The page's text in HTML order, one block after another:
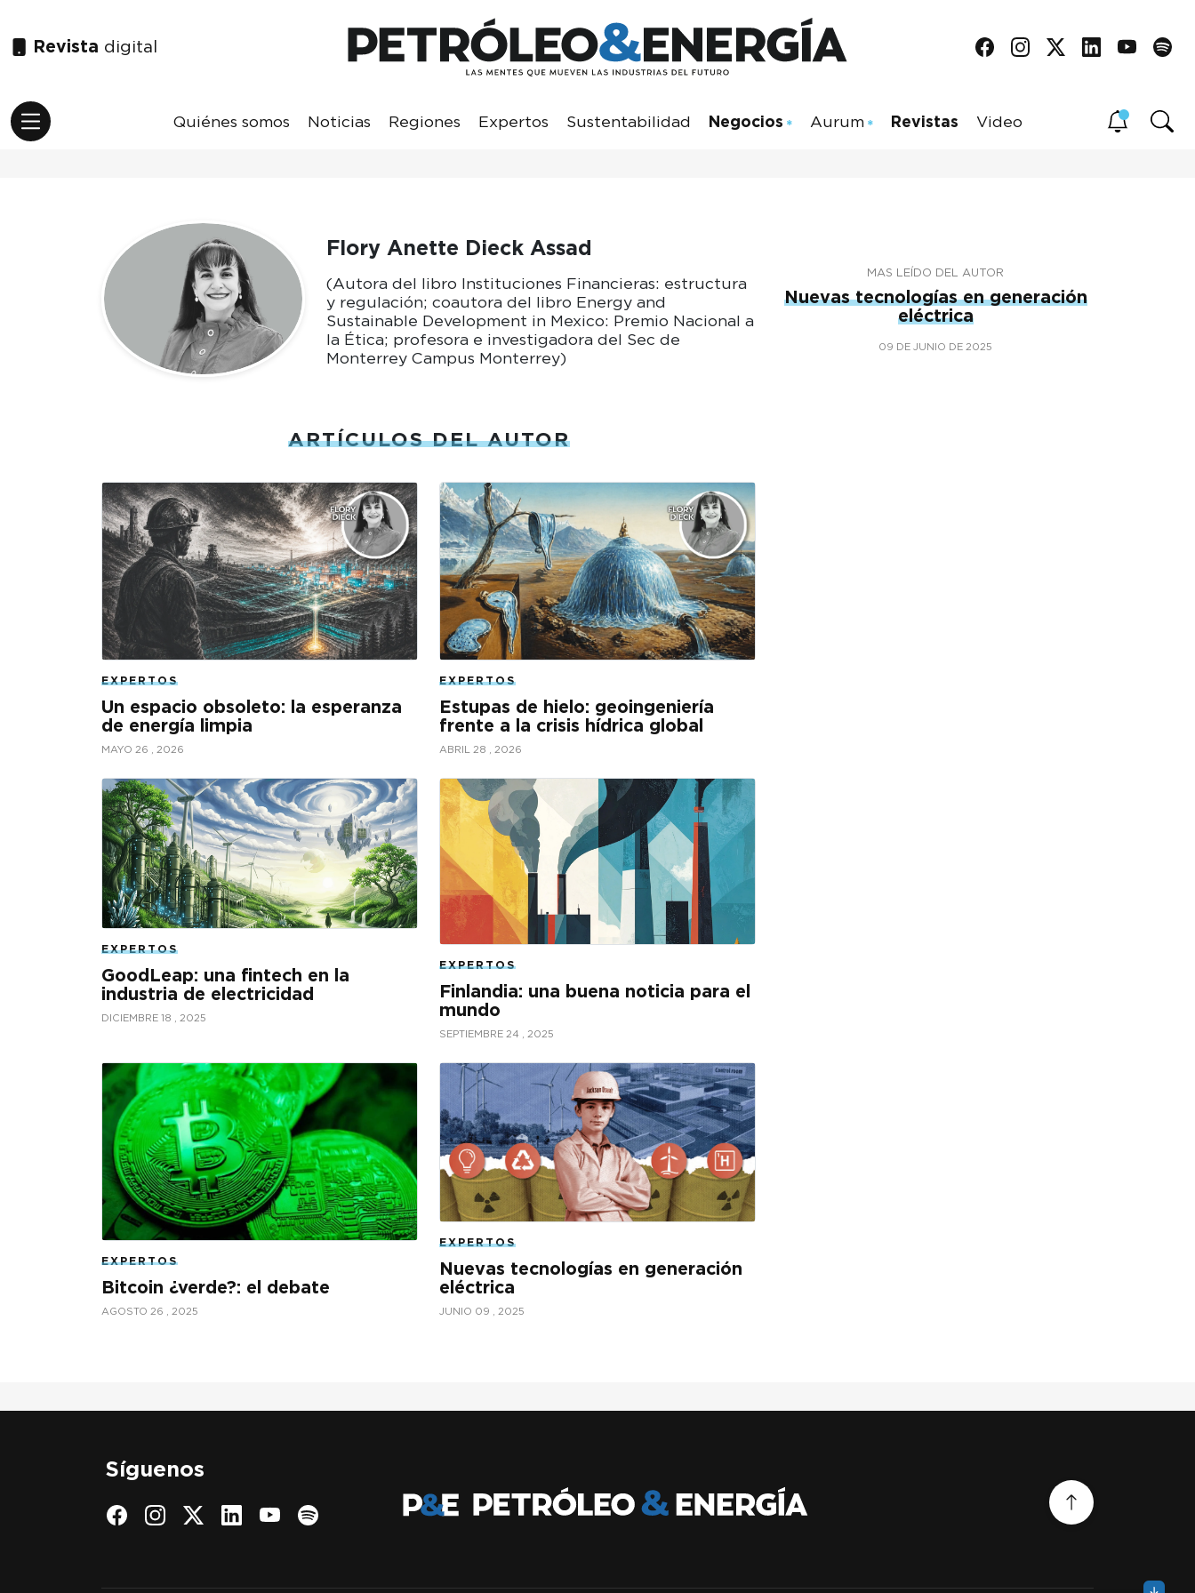
Revista digital
Quiénes somos Noticias Regiones Expertos Sustentabilidad Negocios Aurum Revistas Video
Flory Anette Dieck Assad
(Autora del libro Instituciones Financieras: estructura
y regulación; coautora del libro Energy and
Sustainable Development in Mexico: Premio Nacional a
la Ética; profesora e investigadora del Sec de
Monterrey Campus Monterrey)
MAS LEÍDO DEL AUTOR
Nuevas tecnologías en generación
eléctrica
09 DE JUNIO DE 2025
ARTÍCULOS DEL AUTOR
EXPERTOS
Un espacio obsoleto: la esperanza
de energía limpia
MAYO 26 , 2026
EXPERTOS
Estupas de hielo: geoingeniería
frente a la crisis hídrica global
ABRIL 28 , 2026
EXPERTOS
GoodLeap: una fintech en la
industria de electricidad
DICIEMBRE 18 , 2025
EXPERTOS
Finlandia: una buena noticia para el
mundo
SEPTIEMBRE 24 , 2025
EXPERTOS
Bitcoin ¿verde?: el debate
AGOSTO 26 , 2025
EXPERTOS
Nuevas tecnologías en generación
eléctrica
JUNIO 09 , 2025
Síguenos